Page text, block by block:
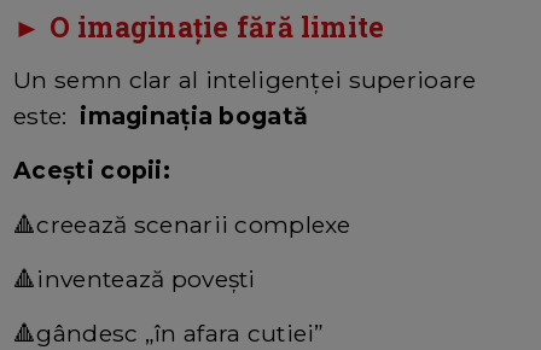
► O imaginație fără limite
Un semn clar al inteligenței superioare
este: imaginația bogată
Acești copii:
🔺creează scenarii complexe
🔺inventează povești
🔺gândesc „în afara cutiei”